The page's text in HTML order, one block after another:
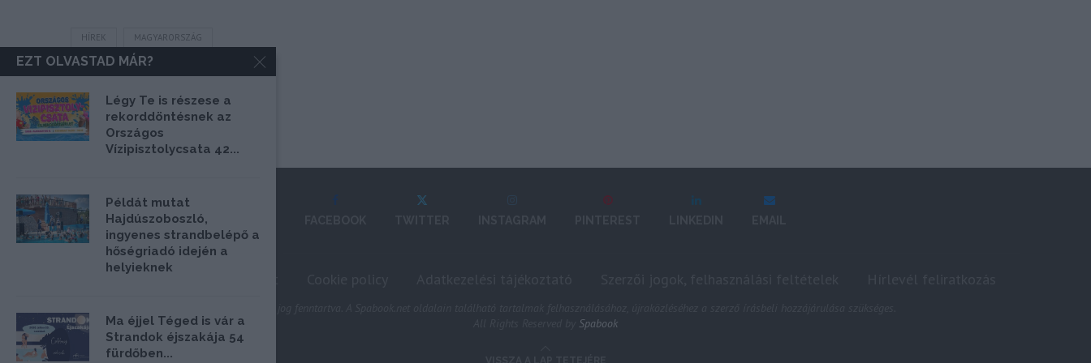
HÍREK MAGYARORSZÁG
Impresszum
Spabook
EZT OLVASTAD MÁR?
Légy Te is részese a
rekorddöntésnek az
Országos
Vízipisztolycsata 42...
Példát mutat
Hajdúszoboszló,
ingyenes strandbelépő a
hőségriadó idején a
helyieknek
Ma éjjel Téged is vár a
Strandok éjszakája 54
fürdőben...